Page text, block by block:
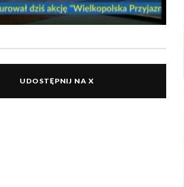
UDOSTĘPNIJ NA X